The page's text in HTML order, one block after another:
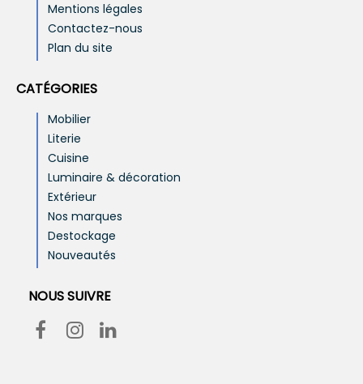
Mentions légales
Contactez-nous
Plan du site
CATÉGORIES
Mobilier
Literie
Cuisine
Luminaire & décoration
Extérieur
Nos marques
Destockage
Nouveautés
NOUS SUIVRE